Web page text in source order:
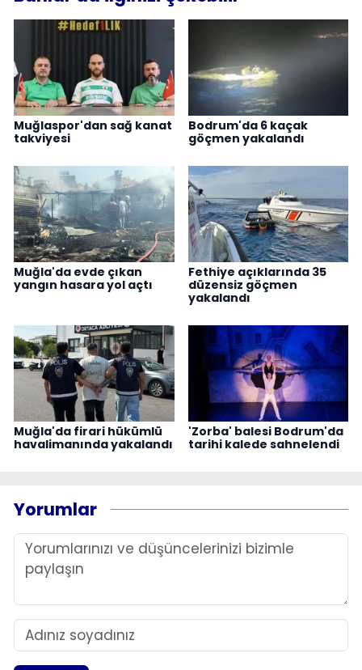
Muğlaspor'dan sağ kanat
takviyesi
Bodrum'da 6 kaçak
göçmen yakalandı
Muğla'da evde çıkan
yangın hasara yol açtı
Fethiye açıklarında 35
düzensiz göçmen
yakalandı
Muğla'da firari hükümlü
havalimanında yakalandı
'Zorba' balesi Bodrum'da
tarihi kalede sahnelendi
Yorumlar